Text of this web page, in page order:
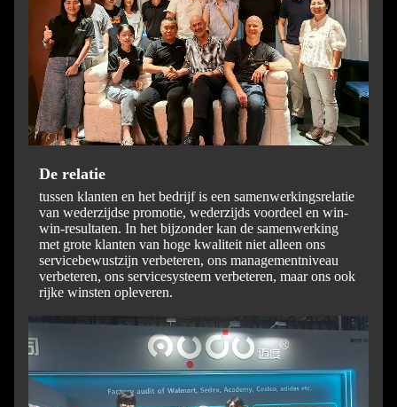
De relatie
tussen klanten en het bedrijf is een samenwerkingsrelatie
van wederzijdse promotie, wederzijds voordeel en win-
win-resultaten. In het bijzonder kan de samenwerking
met grote klanten van hoge kwaliteit niet alleen ons
servicebewustzijn verbeteren, ons managementniveau
verbeteren, ons servicesysteem verbeteren, maar ons ook
rijke winsten opleveren.